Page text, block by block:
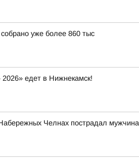
уже более 860 тыс
едет в Нижнекамск!
Челнах пострадал мужчина